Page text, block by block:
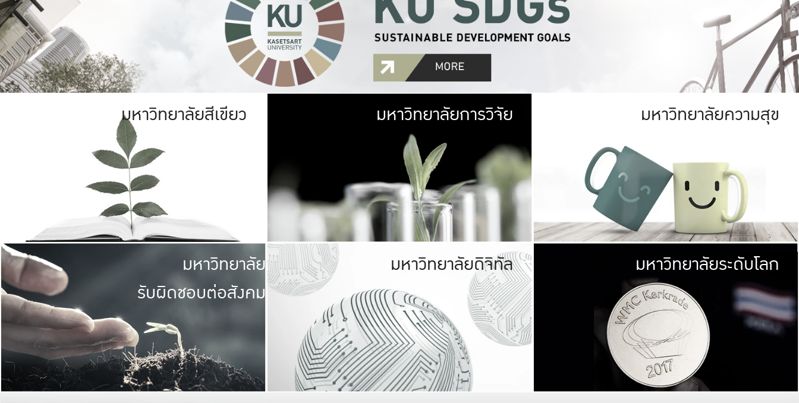
มหาวิทยาลัยสีเขียว มหาวิทยาลัย
เกษตรศาสตร์ มีพื้นที่เขียวสดใส หนาแน่น
เป็นป่าในเมือง (URBAN FOREST)
เกษตรในเมือง (URBAN AGRICULTURE)
ที่นับรวมกันได้ประมาณ 1,400 ไร่
มหาวิทยาลัยการวิจัย มหาวิทยาลัย
ให้กับประชาชน
มหาวิทยาลัยความสุข
มหาวิทยาลัย
รับผิดชอบต่อสังคม
มหาวิทยาลัยรับผิดชอบต่อสังคม
ร่วมมือกับชุมชน เพื่อความกินดีอยู่ดี
และความสุขอย่างยั่งยืน
มองปัญหาในภาพกว้าง
แก้ไขจากปัญหาจุดเล็กๆ
มหาวิทยาลัยดิจิทัล มหาวิทยา
พร้อมที่จ
และผลักดันในการใช้ระบบส
เพื่อการทำงานแ
มหาวิทยาลัยระดับโลก